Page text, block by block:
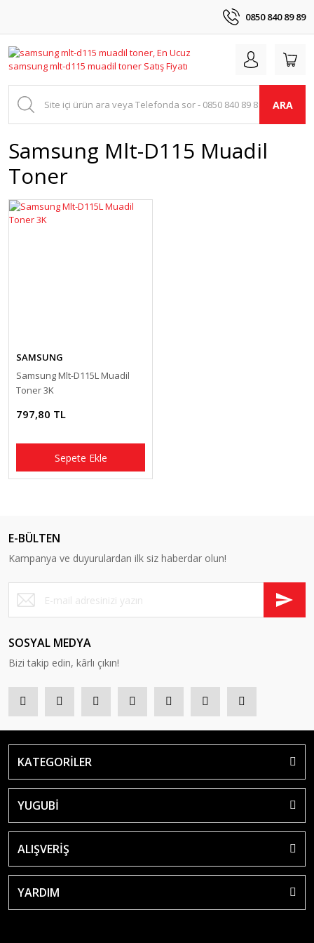
0850 840 89 89
ARA
Samsung Mlt-D115 Muadil
Toner
SAMSUNG
Samsung Mlt-D115L Muadil
Toner 3K
797,80 TL
Sepete Ekle
E-BÜLTEN
Kampanya ve duyurulardan ilk siz haberdar olun!
SOSYAL MEDYA
Bizi takip edin, kârlı çıkın!
KATEGORİLER
YUGUBİ
ALIŞVERİŞ
YARDIM